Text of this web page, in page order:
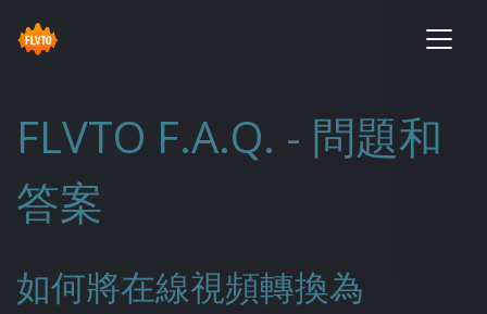
FLVTO F.A.Q. - 問題和
答案
如何將在線視頻轉換為